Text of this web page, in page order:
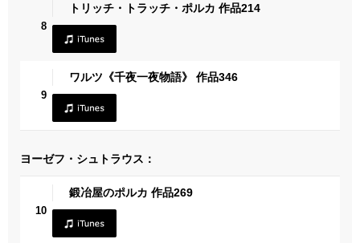
8
トリッチ・トラッチ・ポルカ 作品214
9
ワルツ《千夜一夜物語》 作品346
ヨーゼフ・シュトラウス：
10
鍛冶屋のポルカ 作品269